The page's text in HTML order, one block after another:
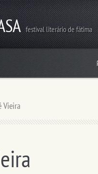
festival literário de fátima
Vieira